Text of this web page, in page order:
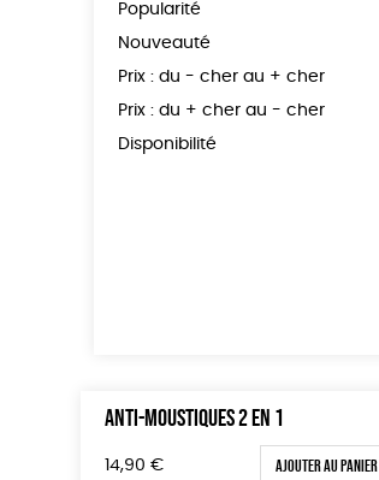
Popularité
Nouveauté
Prix : du - cher au + cher
Prix : du + cher au - cher
Disponibilité
ANTI-MOUSTIQUES 2 EN 1
14,90 € Ajouter au panier